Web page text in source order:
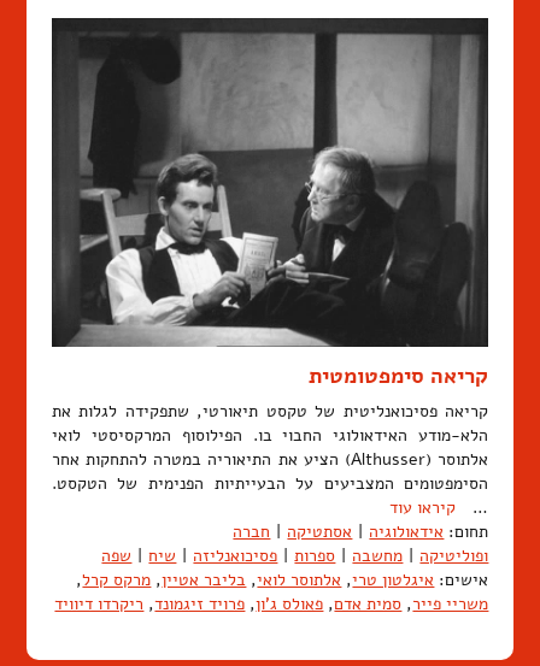
קריאה סימפטומטית
קריאה פסיכואנליטית של טקסט תיאורטי, שתפקידה לגלות את
הלא-מודע האידאולוגי החבוי בו. הפילוסוף המרקסיסטי לואי
אלתוסר (Althusser) הציע את התיאוריה במטרה להתחקות אחר
הסימפטומים המצביעים על הבעייתיות הפנימית של הטקסט.
… קיראו עוד
תחום: אידאולוגיה | אסתטיקה | חברה
ופוליטיקה | מחשבה | ספרות | פסיכואנליזה | שיח | שפה
אישים: איגלטון טרי, אלתוסר לואי, בליבר אטיין, מרקס קרל,
משריי פייר, סמית אדם, פאולס ג'ון, פרויד זיגמונד, ריקרדו דיוויד